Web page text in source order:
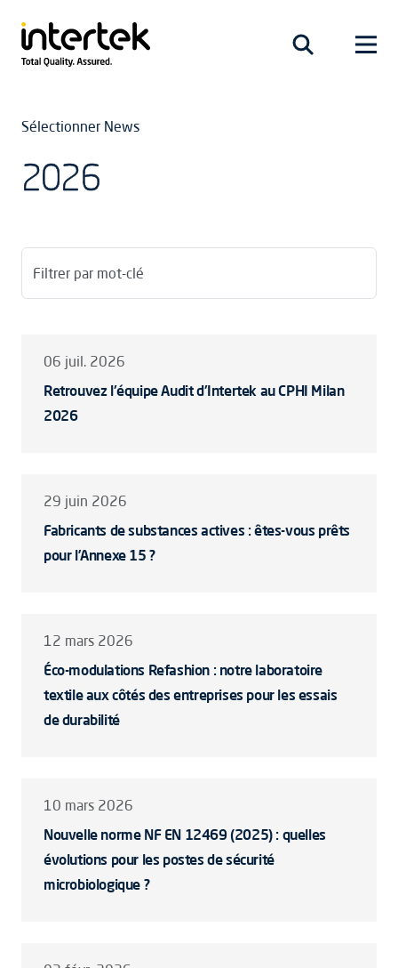
Sélectionner News
2026
Filtrer par mot-clé
06 juil. 2026
Retrouvez l'équipe Audit d'Intertek au CPHI Milan
2026
29 juin 2026
Fabricants de substances actives : êtes-vous prêts
pour l’Annexe 15 ?
12 mars 2026
Éco-modulations Refashion : notre laboratoire
textile aux côtés des entreprises pour les essais
de durabilité
10 mars 2026
Nouvelle norme NF EN 12469 (2025) : quelles
évolutions pour les postes de sécurité
microbiologique ?